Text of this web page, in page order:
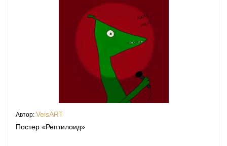
Автор: VeisART
Постер «Рептилоид»